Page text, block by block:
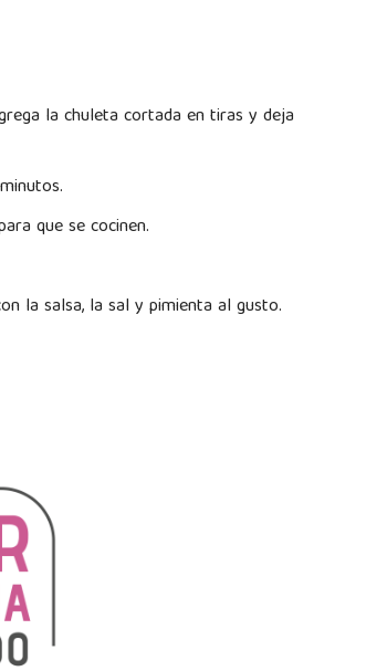
la chuleta cortada en tiras y deja
que se cocinen.
la salsa, la sal y pimienta al gusto.